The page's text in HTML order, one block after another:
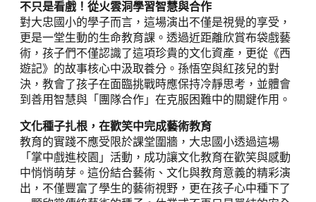
不只是看戲！從火雲洞學習智慧與合作
對大忠國小的學子而言，這場演出不僅是視覺的享受，
更是一堂生動的生命教育課。透過近距離欣賞布袋戲藝
術，孩子們不僅認識了這項珍貴的文化資產，更從《西
遊記》的故事核心中汲取養分。孫悟空與紅孩兒的對
決，教會了孩子在面臨挑戰時應保持冷靜思考，並體會
到善用智慧與「團隊合作」在克服困難中的關鍵作用。
文化種子扎根，在歡笑中完成藝術教育
教育的實踐不應受限於課堂圍牆，大忠國小透過這場
「掌中戲進校園」活動，成功讓文化教育在歡笑與感動
中悄悄萌芽。這份結合藝術、文化與教育意義的精彩演
出，不僅豐富了學生的藝術視野，更在孩子心中種下了